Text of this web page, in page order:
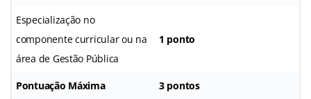
Especialização no
componente curricular ou na
área de Gestão Pública
1 ponto
Pontuação Máxima 3 pontos